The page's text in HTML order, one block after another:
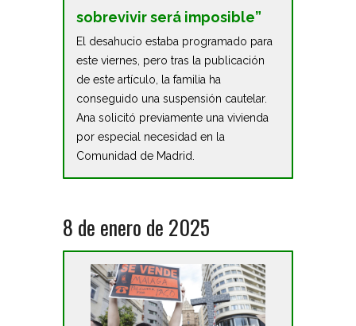
sobrevivir será imposible”
El desahucio estaba programado para
este viernes, pero tras la publicación
de este artículo, la familia ha
conseguido una suspensión cautelar.
Ana solicitó previamente una vivienda
por especial necesidad en la
Comunidad de Madrid.
8 de enero de 2025